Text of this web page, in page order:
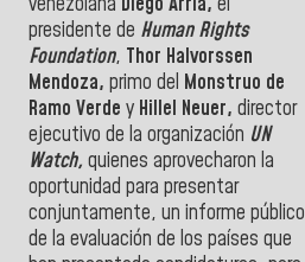
presidente de Human Rights
Foundation, Thor Halvorssen
Mendoza, primo del Monstruo de
Ramo Verde y Hillel Neuer, director
ejecutivo de la organización UN
Watch, quienes aprovecharon la
oportunidad para presentar
conjuntamente, un informe público
de la evaluación de los países que